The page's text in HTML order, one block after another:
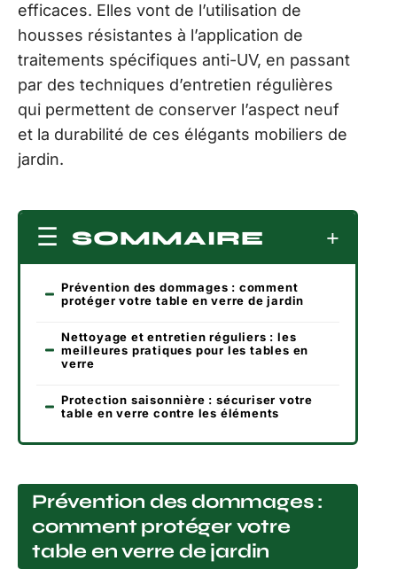
efficaces. Elles vont de l’utilisation de
housses résistantes à l’application de
traitements spécifiques anti-UV, en passant
par des techniques d’entretien régulières
qui permettent de conserver l’aspect neuf
et la durabilité de ces élégants mobiliers de
jardin.
SOMMAIRE
Prévention des dommages : comment
protéger votre table en verre de jardin
Nettoyage et entretien réguliers : les
meilleures pratiques pour les tables en
verre
Protection saisonnière : sécuriser votre
table en verre contre les éléments
Prévention des dommages :
comment protéger votre
table en verre de jardin